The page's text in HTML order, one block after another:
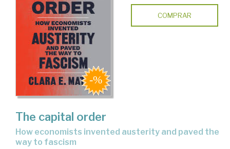
COMPRAR
The capital order
how economists invented austerity and paved the
way to fascism